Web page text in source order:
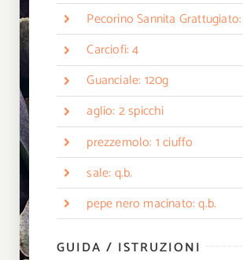
Pecorino Sannita
Carciofi: 4
Guanciale: 120g
aglio: 2 spicchi
prezzemolo: 1 ciuffo
sale: q.b.
pepe nero macinato: q.b.
GUIDA / ISTRUZIONI